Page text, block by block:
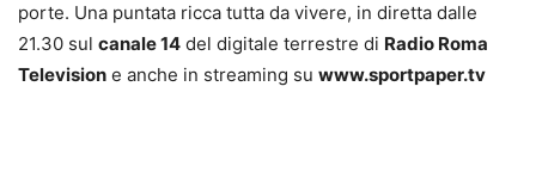
porte. Una puntata ricca tutta da vivere, in diretta dalle
21.30 sul canale 14 del digitale terrestre di Radio Roma
Television e anche in streaming su www.sportpaper.tv